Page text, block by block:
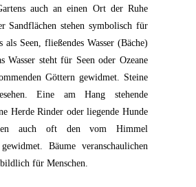
auch an einen Ort der Ruhe
Sandflächen stehen symbolisch für
als Seen, fließendes Wasser (Bäche)
Wasser steht für Seen oder Ozeane
Göttern gewidmet. Steine
Eine am Hang stehende
Herde Rinder oder liegende Hunde
auch oft den vom Himmel
Bäume veranschaulichen
für Menschen.